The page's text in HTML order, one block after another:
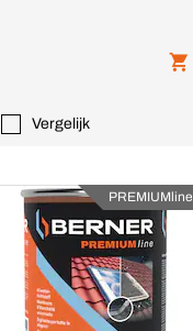
Vergelijk
PREMIUMline